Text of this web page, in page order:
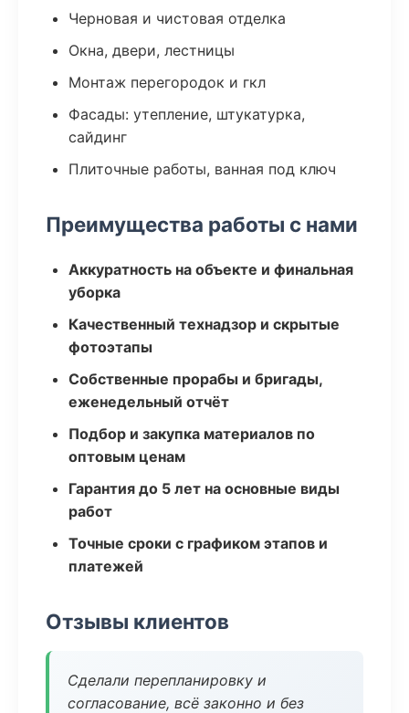
Черновая и чистовая отделка
Окна, двери, лестницы
Монтаж перегородок и гкл
Фасады: утепление, штукатурка,
сайдинг
Плиточные работы, ванная под ключ
Преимущества работы с нами
Аккуратность на объекте и финальная
уборка
Качественный технадзор и скрытые
фотоэтапы
Собственные прорабы и бригады,
еженедельный отчёт
Подбор и закупка материалов по
оптовым ценам
Гарантия до 5 лет на основные виды
работ
Точные сроки с графиком этапов и
платежей
Отзывы клиентов
Сделали перепланировку и
согласование, всё законно и без